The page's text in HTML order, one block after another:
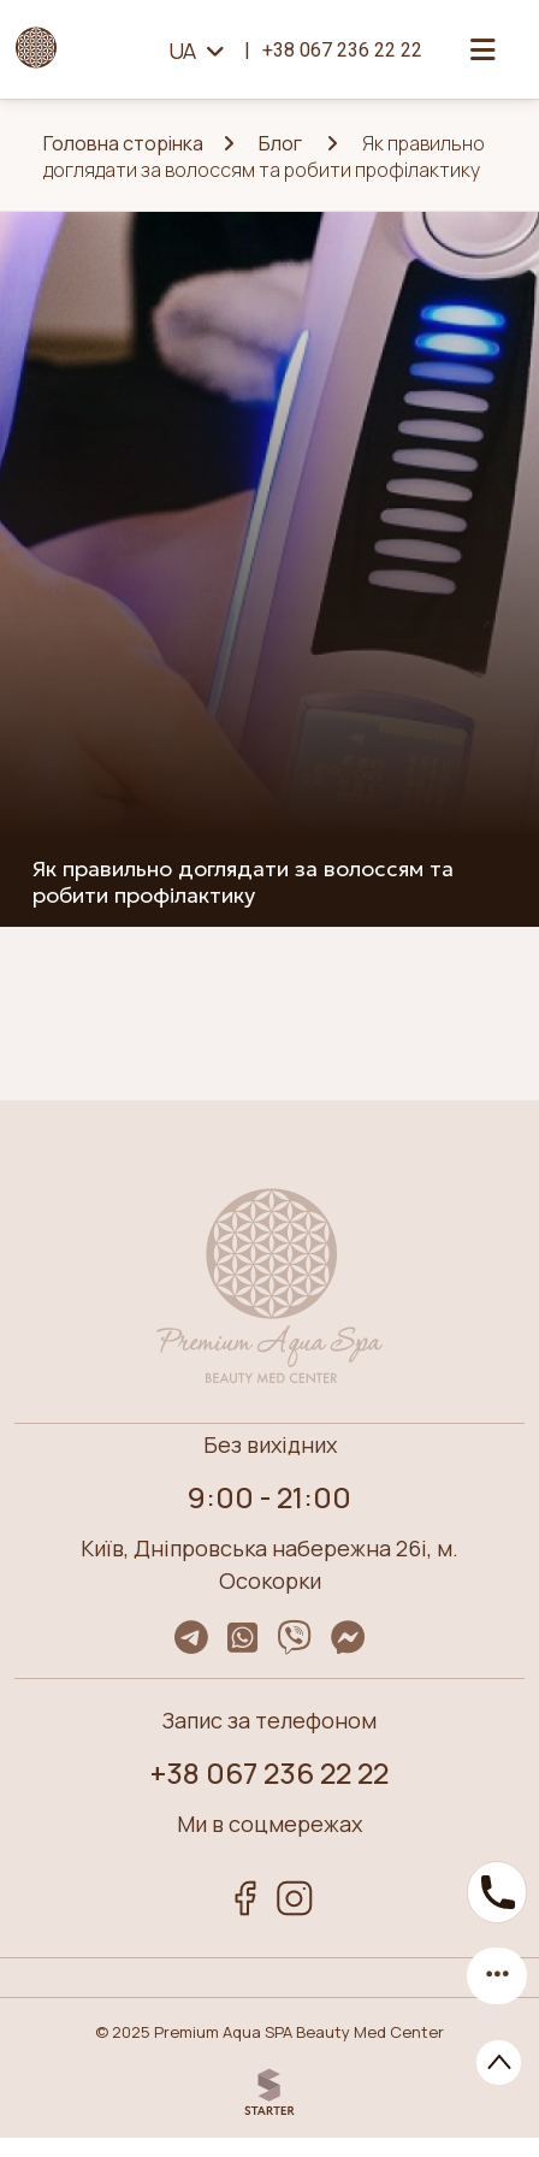
UA +38 067 236 22 22
Головна сторінка Блог
Як правильно
доглядати за волоссям та робити профілактику
Як правильно доглядати за волоссям та
робити профілактику
Без вихідних
9:00 - 21:00
Київ, Дніпровська набережна 26i, м.
Осокорки
Запис за телефоном
+38 067 236 22 22
Ми в соцмережах
© 2025 Premium Aqua SPA Beauty Med Center